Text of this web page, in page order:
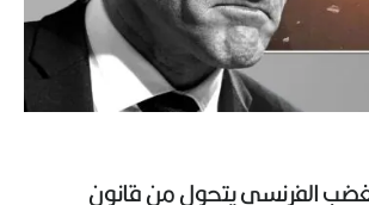
الفرنسي يتحول من قانون